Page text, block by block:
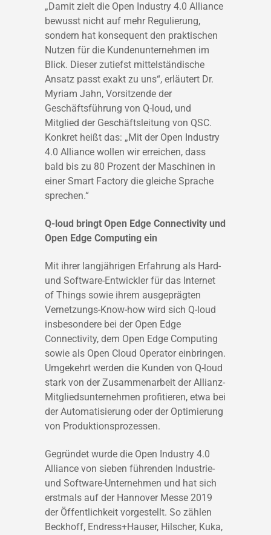
„Damit zielt die Open Industry 4.0 Alliance
bewusst nicht auf mehr Regulierung,
sondern hat konsequent den praktischen
Nutzen für die Kundenunternehmen im
Blick. Dieser zutiefst mittelständische
Ansatz passt exakt zu uns“, erläutert Dr.
Myriam Jahn, Vorsitzende der
Geschäftsführung von Q-loud, und
Mitglied der Geschäftsleitung von QSC.
Konkret heißt das: „Mit der Open Industry
4.0 Alliance wollen wir erreichen, dass
bald bis zu 80 Prozent der Maschinen in
einer Smart Factory die gleiche Sprache
sprechen.“
Q-loud bringt Open Edge Connectivity und
Open Edge Computing ein
Mit ihrer langjährigen Erfahrung als Hard-
und Software-Entwickler für das Internet
of Things sowie ihrem ausgeprägten
Vernetzungs-Know-how wird sich Q-loud
insbesondere bei der Open Edge
Connectivity, dem Open Edge Computing
sowie als Open Cloud Operator einbringen.
Umgekehrt werden die Kunden von Q-loud
stark von der Zusammenarbeit der Allianz-
Mitgliedsunternehmen profitieren, etwa bei
der Automatisierung oder der Optimierung
von Produktionsprozessen.
Gegründet wurde die Open Industry 4.0
Alliance von sieben führenden Industrie-
und Software-Unternehmen und hat sich
erstmals auf der Hannover Messe 2019
der Öffentlichkeit vorgestellt. So zählen
Beckhoff, Endress+Hauser, Hilscher, Kuka,